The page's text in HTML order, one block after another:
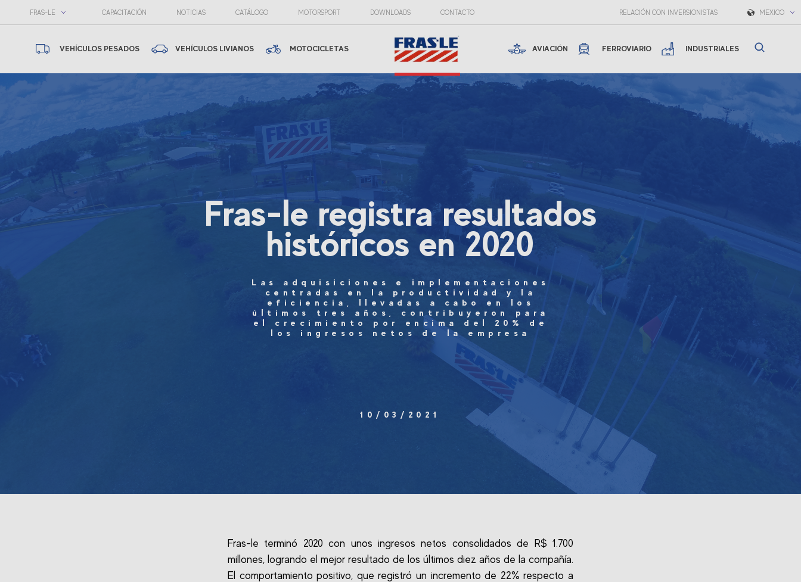
FRAS-LE CAPACITACIÓN NOTICIAS CATÁLOGO MOTORSPORT DOWNLOADS CONTACTO RELACIÓN CON INVERSIONISTAS MEXICO
VEHÍCULOS PESADOS VEHÍCULOS LIVIANOS MOTOCICLETAS AVIACIÓN FERROVIARIO INDUSTRIALES
Fras-le registra resultados
históricos en 2020
Las adquisiciones e implementaciones
centradas en la productividad y la
eficiencia, llevadas a cabo en los
últimos tres años, contribuyeron para
el crecimiento por encima del 20% de
los ingresos netos de la empresa
10/03/2021
Fras-le terminó 2020 con unos ingresos netos consolidados de R$ 1.700
millones, logrando el mejor resultado de los últimos diez años de la compañía.
El comportamiento positivo, que registró un incremento de 22% respecto a